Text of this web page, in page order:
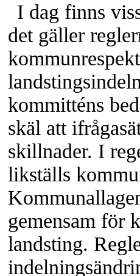
I dag finns
det gäller
kommitténs
skäl att
skillnader. I
likställs
gemensam för
landsting.